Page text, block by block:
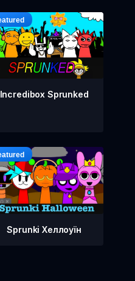
Incredibox Sprunked
Sprunki Хеллоуїн